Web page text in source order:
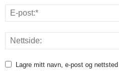
Lagre mitt navn, e-post og